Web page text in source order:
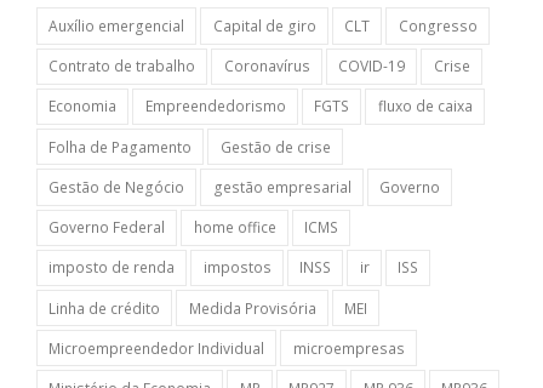
Auxílio emergencial Capital de giro CLT
Congresso
Contrato de trabalho
Coronavírus COVID-19
Crise
Economia
Empreendedorismo FGTS
fluxo de caixa
Folha de Pagamento
Gestão de crise
Gestão de Negócio
gestão empresarial
Governo
Governo Federal
home office
ICMS
imposto de renda
impostos INSS ir
ISS
Linha de crédito
Medida Provisória
MEI
Microempreendedor Individual
microempresas